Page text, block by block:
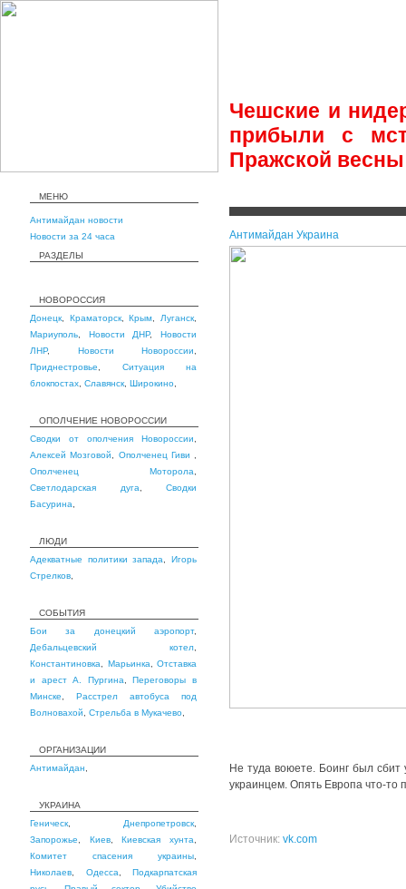
Чешские и
прибыли с
Пражской весны
МЕНЮ
Антимайдан новости
Новости за 24 часа
РАЗДЕЛЫ
НОВОРОССИЯ
Донецк
Краматорск,Крым Луганск
Мариуполь
Новости ДНР,Новости
ЛНР, Новости Новороссии
Приднестровье
Ситуация на
блокпостах Славянск Широкино
ОПОЛЧЕНИЕ НОВОРОССИИ
Сводки от ополчения Новороссии
Алексей Мозговой
Ополченец Гиви
Ополченец Моторола
Светлодарская дуга
Сводки
Басурина
ЛЮДИ
Адекватные политики запада
,Игорь
Стрелков
СОБЫТИЯ
Бои за донецкий аэропорт,
Дебальцевский котел
Константиновка
Марьинка
Отставка
и арест А. Пургина ,Переговоры в
Минске
Расстрел автобуса под
Волновахой
Стрельба в Мукачево
ОРГАНИЗАЦИИ
Антимайдан
УКРАИНА
Геническ
Днепропетровск
Запорожье
Киев,Киевская хунта
Комитет спасения украины
Николаев
Одесса
Подкарпатская
Антимайдан Украина
Не туда воюете. Боинг был
украинцем. Опять Европа что-то
Источник: vk.com